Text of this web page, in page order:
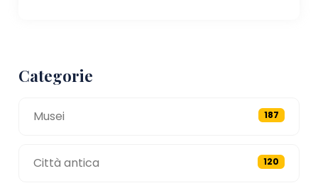
Categorie
Musei 187
Città antica 120